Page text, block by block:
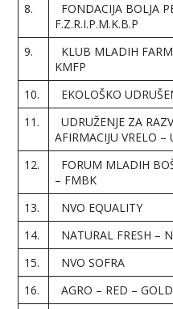
8.
FONDACIJA BOLJA
F.Z.R.I.P.M.K.B.P
9.
KLUB MLADIH
KMFP
10. EKOLOŠKO
11.
UDRUŽENJE ZA
AFIRMACIJU VRELO –
12.
FORUM MLADIH
– FMBK
13. NVO EQUALITY
14.
NATURAL FRESH –
15.
NVO SOFRA
16.
AGRO – RED – GOLD